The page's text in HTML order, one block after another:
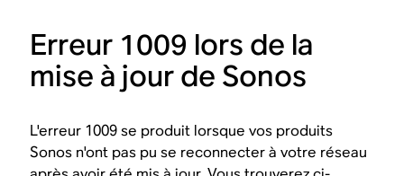
Erreur 1009 lors de la
mise à jour de Sonos
L'erreur 1009 se produit lorsque vos produits
Sonos n'ont pas pu se reconnecter à votre réseau